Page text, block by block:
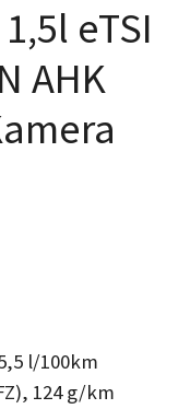
eTSI
AHK
l/100km
124 g/km